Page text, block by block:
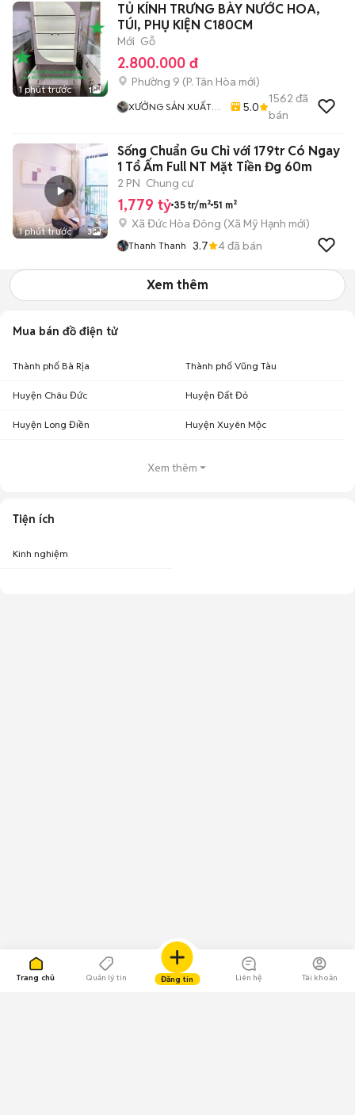
Trang chủ Quản lý tin Đăng tin Liên hệ Tài khoản
1 phút trước 1
TỦ KÍNH TRƯNG BÀY NƯỚC HOA,
TÚI, PHỤ KIỆN C180CM
Mới Gỗ
2.800.000 đ
Phường 9 (P. Tân Hòa mới)
XƯỞNG SẢN XUẤT
5.0
1562 đã
bán
1 phút trước 3
Sống Chuẩn Gu Chỉ với 179tr Có Ngay
1 Tổ Ấm Full NT Mặt Tiền Đg 60m
2 PN Chung cư
1,779 tỷ 35 tr/m² 51 m²
Xã Đức Hòa Đông (Xã Mỹ Hạnh mới)
Thanh Thanh 3.7 4đã bán
Xem thêm
Mua bán đồ điện tử
Thành phố Bà Rịa Thành phố Vũng Tàu
Huyện Châu Đức Huyện Đất Đỏ
Huyện Long Điền Huyện Xuyên Mộc
Xem thêm
Tiện ích
Kinh nghiệm